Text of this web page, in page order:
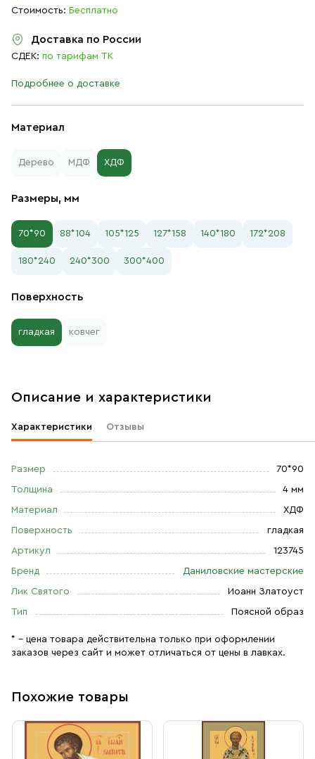
Материал
Дерево МДФ ХДФ
Размеры, мм
70*90 88*104 105*125 127*158 140*180 172*208
180*240 240*300 300*400
Поверхность
гладкая ковчег
Стоимость: Бесплатно
Доставка по России
СДЕК: по тарифам ТК
Подробнее о доставке
Описание и характеристики
Характеристики Отзывы
Размер 70*90
Толщина 4 мм
Материал ХДФ
Поверхность гладкая
Артикул 123745
Бренд Даниловские мастерские
Лик Святого Иоанн Златоуст
Тип Поясной образ
* – цена товара действительна только при оформлении
заказов через сайт и может отличаться от цены в лавках.
Похожие товары